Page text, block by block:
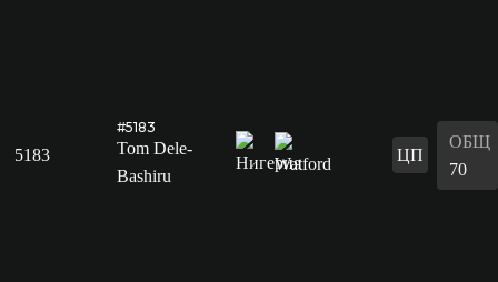
5183
#5183
Tom Dele-
Bashiru
ЦП
ОБЩ
70